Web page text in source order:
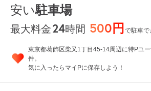
安い駐車場
最大料金24時間 500円で駐車で
東京都葛飾区柴又1丁目45-14周辺に特Pユ
件。
気に入ったらマイPに保存しよう！